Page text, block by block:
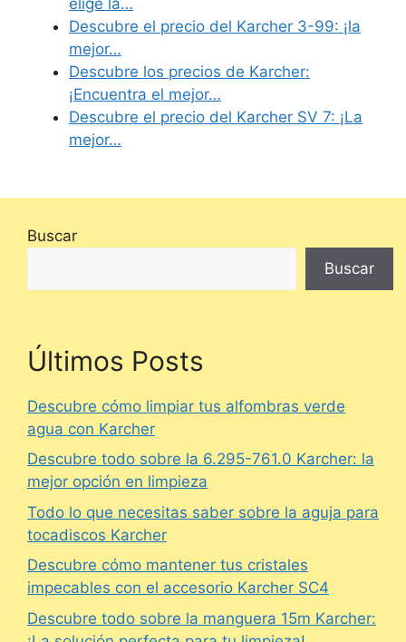
elige la…
Descubre el precio del Karcher 3-99: ¡la
mejor…
Descubre los precios de Karcher:
¡Encuentra el mejor…
Descubre el precio del Karcher SV 7: ¡La
mejor…
Buscar
Buscar
Últimos Posts
Descubre cómo limpiar tus alfombras verde
agua con Karcher
Descubre todo sobre la 6.295-761.0 Karcher: la
mejor opción en limpieza
Todo lo que necesitas saber sobre la aguja para
tocadiscos Karcher
Descubre cómo mantener tus cristales
impecables con el accesorio Karcher SC4
Descubre todo sobre la manguera 15m Karcher: